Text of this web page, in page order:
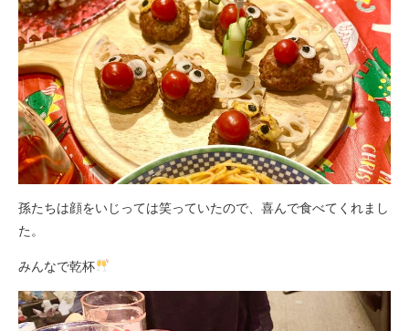
孫たちは顔をいじっては笑っていたので、喜んで食べてくれまし
た。
みんなで乾杯